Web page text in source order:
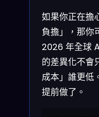
如果你正在擔
負擔」，那
2026 年全球
的差異化不會
成本」誰更低
提前做了。